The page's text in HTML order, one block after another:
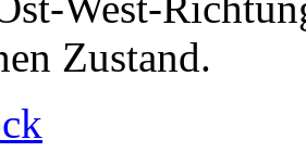
Zustand.